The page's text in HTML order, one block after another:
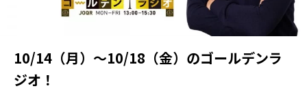
10/14（月）～10/18（金）のゴールデンラ
ジオ！